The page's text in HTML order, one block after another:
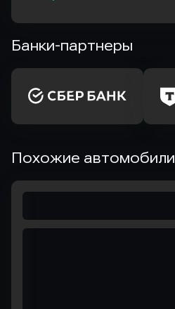
Банки-партнеры
Похожие автомобили